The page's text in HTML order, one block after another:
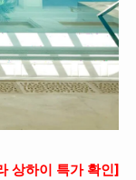
상하이 특가 확인]